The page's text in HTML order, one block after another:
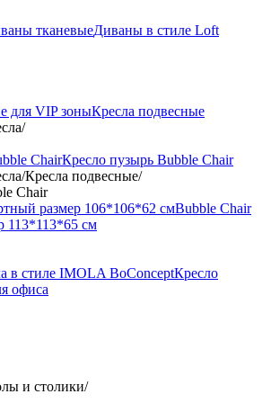
тканевыеДиваны в стиле Loft
для VIP зоныКресла подвесные
/
Кресло пузырь Bubble Chair
/Кресла подвесные/
Chair
размер 106*106*62 смBubble Chair
113*113*65 см
в стиле IMOLA BoConceptКресло
офиса
и столики/